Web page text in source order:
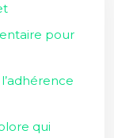
pour
qui